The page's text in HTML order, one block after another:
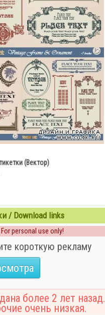
(Вектор)
/ Download links
personal use only!
короткую рекламу
более 2 лет назад.
очень низкая.